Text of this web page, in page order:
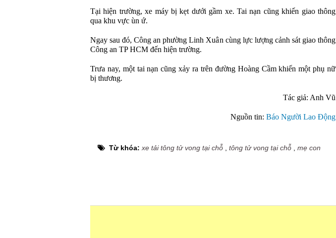
Tại hiện trường, xe máy bị kẹt dưới gầm xe. Tai nạn cũng khiến giao thông
qua khu vực ùn ứ.
Ngay sau đó, Công an phường Linh Xuân cùng lực lượng cảnh sát giao thông
Công an TP HCM đến hiện trường.
Trưa nay, một tai nạn cũng xảy ra trên đường Hoàng Cầm khiến một phụ nữ
bị thương.
Tác giả: Anh Vũ
Nguồn tin: Báo Người Lao Động
Từ khóa:xe tải tông tử vong tại chỗ , tông tử vong tại chỗ , mẹ con